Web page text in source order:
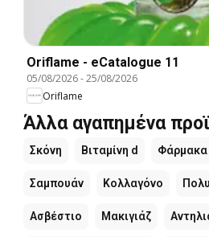
Oriflame - eCatalogue 11
05/08/2026-25/08/2026
Oriflame
Άλλα αγαπημένα
Σκόνη Βιταμίνη d Φάρμακα
Σαμπουάν Κολλαγόνο
Ασβέστιο Μακιγιάζ